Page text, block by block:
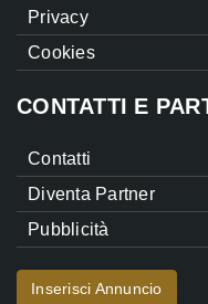
Privacy
Cookies
CONTATTI E
Contatti
Diventa Partner
Pubblicità
Inserisci Annuncio